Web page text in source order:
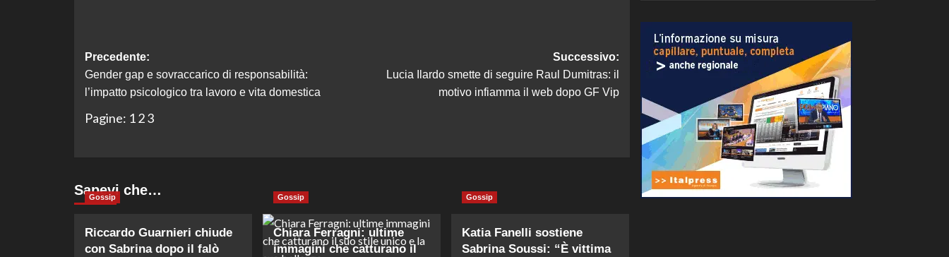
Navigazione
articolo
Precedente:
Gender gap e sovraccarico di responsabilità:
l’impatto psicologico tra lavoro e vita domestica
Successivo:
Lucia Ilardo smette di seguire Raul Dumitras: il
motivo infiamma il web dopo GF Vip
Pagine: 1 2 3
Sapevi che…
Gossip
Riccardo Guarnieri chiude
con Sabrina dopo il falò
Gossip
Chiara Ferragni: ultime
immagini che catturano il
Gossip
Katia Fanelli sostiene
Sabrina Soussi: “È vittima